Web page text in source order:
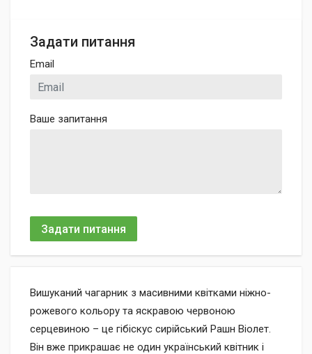
Задати питання
Email
Ваше запитання
Задати питання
Вишуканий чагарник з масивними квітками ніжно-
рожевого кольору та яскравою червоною
серцевиною – це гібіскус сирійський Рашн Віолет.
Він вже прикрашає не один український квітник і